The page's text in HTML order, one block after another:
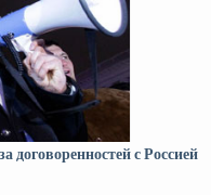
договоренностей с Россией